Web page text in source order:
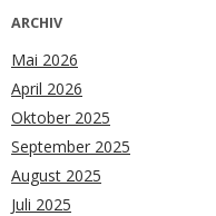
ARCHIV
Mai 2026
April 2026
Oktober 2025
September 2025
August 2025
Juli 2025